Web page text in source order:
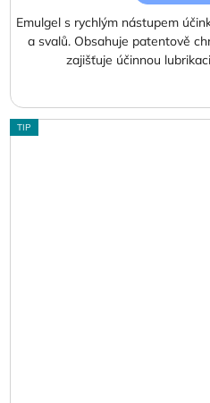
Emulgel s rychlým nástupem
a svalů. Obsahuje patentově
zajišťuje účinnou
TIP